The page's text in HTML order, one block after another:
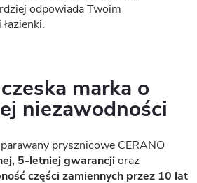
odpowiada Twoim
marka o
niezawodności
prysznicowe CERANO
5-letniej gwarancjioraz
części zamiennych przez 10 lat